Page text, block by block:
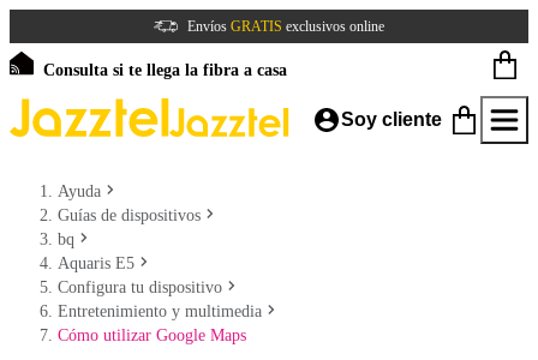
Envíos GRATIS exclusivos online
Consulta si te llega la fibra a casa
Soy cliente
Ayuda
Guías de dispositivos
bq
Aquaris E5
Configura tu dispositivo
Entretenimiento y multimedia
Cómo utilizar Google Maps